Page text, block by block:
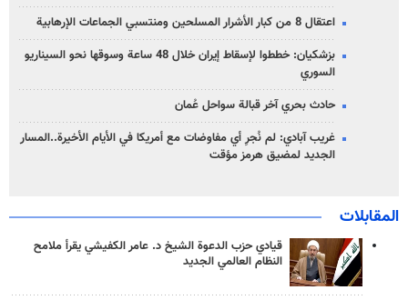
اعتقال 8 من كبار الأشرار المسلحين ومنتسبي الجماعات الإرهابية
بزشكيان: خططوا لإسقاط إيران خلال 48 ساعة وسوقها نحو السيناريو
السوري
حادث بحري آخر قبالة سواحل عُمان
غريب آبادي: لم نُجرِ أي مفاوضات مع أمريكا في الأيام الأخيرة..المسار
الجديد لمضيق هرمز مؤقت
المقابلات
قيادي حزب الدعوة الشيخ د. عامر الكفيشي يقرأ ملامح
النظام العالمي الجديد